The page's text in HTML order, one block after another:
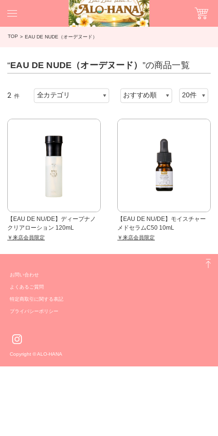
TOP EAU DE NUDE（オーデヌード）
“EAU DE NUDE（オーデヌード） ”の商品一覧
2 件
【EAU DE NU/DE】ディープナノ
クリアローション 120mL
￥来店会員限定
【EAU DE NU/DE】モイスチャー
メドセラムC50 10mL
￥来店会員限定
お問い合わせ
よくあるご質問
特定商取引に関する表記
プライバシーポリシー
Copyright © ALO-HANA